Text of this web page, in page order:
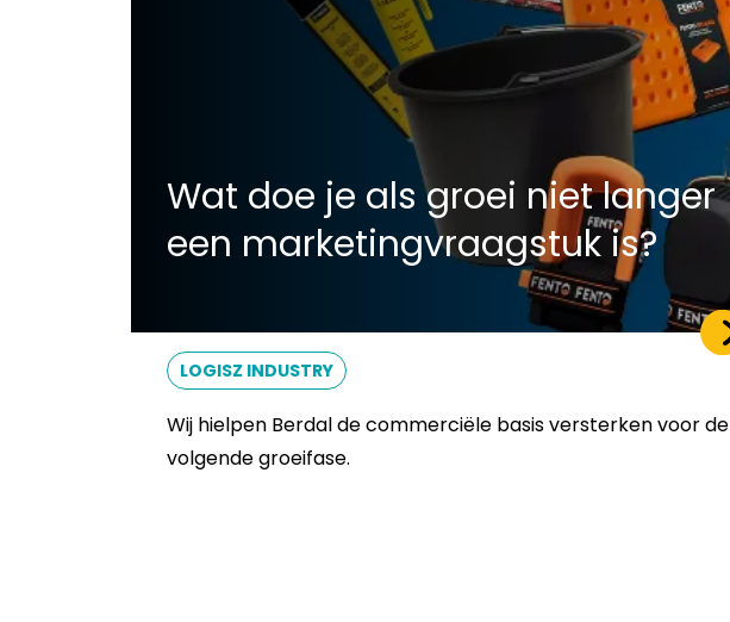
Wat doe je als groei niet langer
een marketingvraagstuk is?
LOGISZ INDUSTRY
Wij hielpen Berdal de commerciële basis versterken voor de
volgende groeifase.